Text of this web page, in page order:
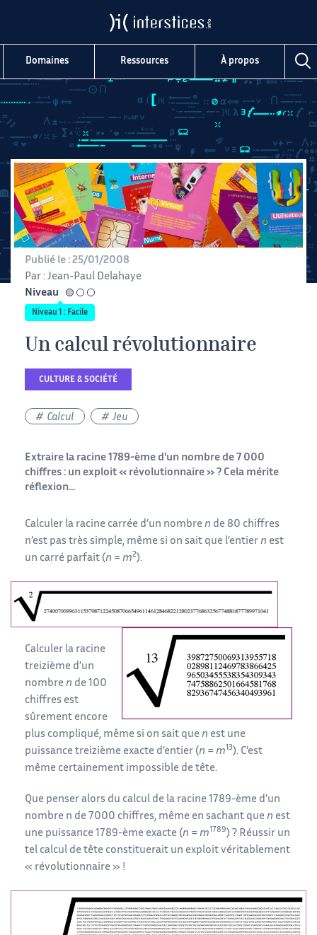
Domaines Ressources À propos
Publié le : 25/01/2008
Par : Jean-Paul Delahaye
Niveau
facile
Niveau 1 : Facile
Un calcul révolutionnaire
CULTURE & SOCIÉTÉ
Calcul Jeu
Extraire la racine 1789-ème d'un nombre de 7 000
chiffres : un exploit « révolutionnaire » ? Cela mérite
réflexion...
Calculer la racine carrée d’un nombre n de 80 chiffres
n’est pas très simple, même si on sait que l’entier n est
un carré parfait (n = m2).
Calculer la racine
treizième d’un
nombre n de 100
chiffres est
sûrement encore
plus compliqué, même si on sait que n est une
puissance treizième exacte d’entier (n = m13). C’est
même certainement impossible de tête.
Que penser alors du calcul de la racine 1789-ème d’un
nombre n de 7000 chiffres, même en sachant que n est
une puissance 1789-ème exacte (n = m1789 ) ? Réussir un
tel calcul de tête constituerait un exploit véritablement
« révolutionnaire » !